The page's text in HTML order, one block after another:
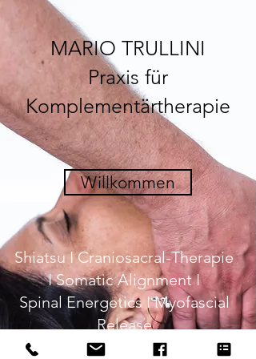
MARIO TRULLINI
Praxis für
Komplementärtherapie
Willkommen
Shiatsu I Craniosacral-Therapie
I Somatic Alignment I
Spinal Energetics I Myofascial
Release
Zürich